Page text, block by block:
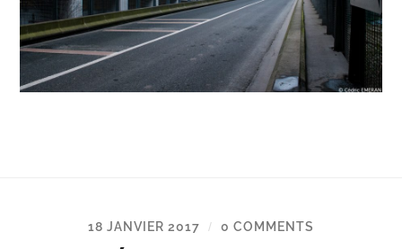
18 JANVIER 2017 / 0 COMMENTS